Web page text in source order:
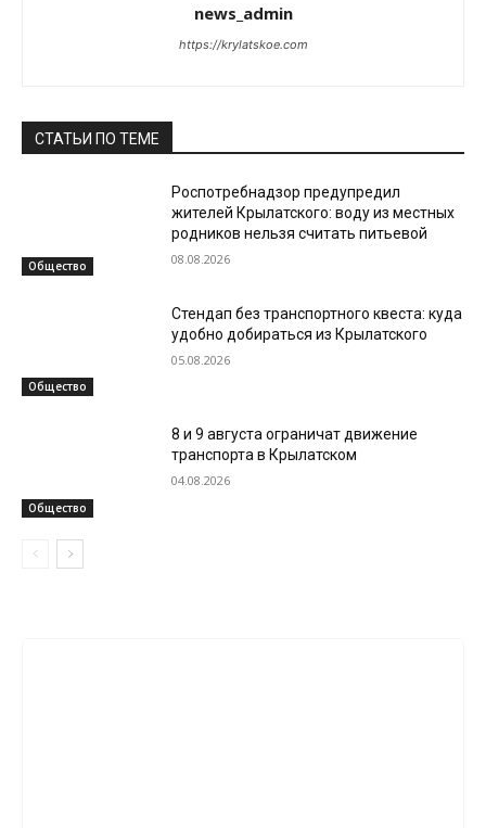
news_admin
https://krylatskoe.com
СТАТЬИ ПО ТЕМЕ
Общество
Роспотребнадзор предупредил
жителей Крылатского: воду из местных
родников нельзя считать питьевой
08.08.2026
Общество
Стендап без транспортного квеста: куда
удобно добираться из Крылатского
05.08.2026
Общество
8 и 9 августа ограничат движение
транспорта в Крылатском
04.08.2026